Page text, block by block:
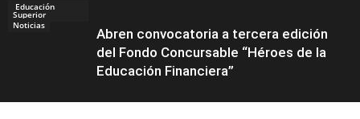
Educación
Superior
Noticias
Abren convocatoria a tercera edición
del Fondo Concursable “Héroes de la
Educación Financiera”